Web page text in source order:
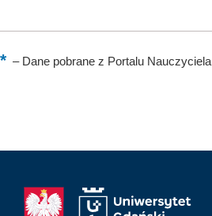
–Dane pobrane z Portalu Nauczyciela